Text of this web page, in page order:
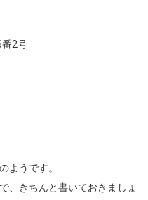
2号
ようです。
、きちんと書いておきましょ